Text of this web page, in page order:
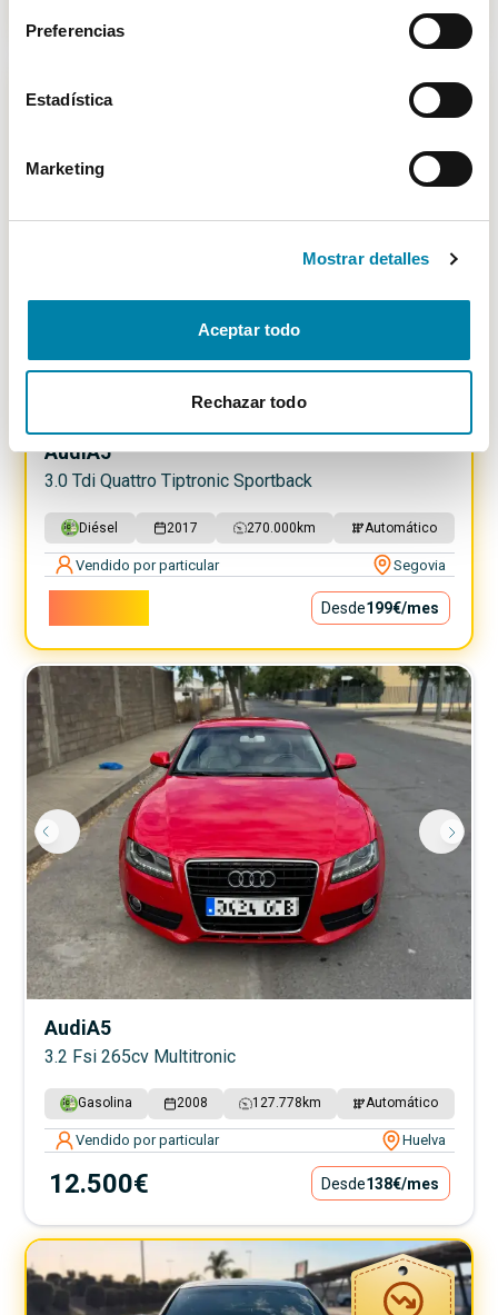
Preferencias
Estadística
Marketing
Mostrar detalles
Aceptar todo
Rechazar todo
699€
PRECIO JUSTO 3.74
AudiA5
3.0 Tdi Quattro Tiptronic Sportback
Diésel 2017 270.000 km Automático
Vendido por particular Segovia
Desde199€/mes
AudiA5
3.2 Fsi 265cv Multitronic
Gasolina 2008 127.778 km Automático
Vendido por particular Huelva
12.500€ Desde138€/mes